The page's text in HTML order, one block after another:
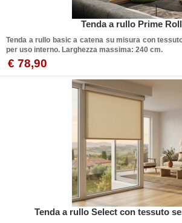
Tenda a rullo Prime
Tenda a rullo basic a catena su misura con
per uso interno. Larghezza massima: 240 cm.
€ 78,90
Tenda a rullo Select con tessuto